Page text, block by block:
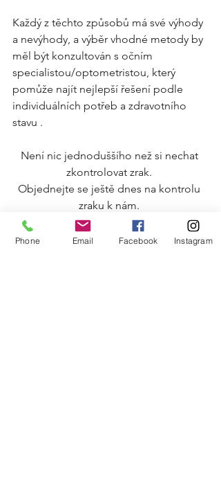
Každý z těchto způsobů má své výhody
a nevýhody, a výběr vhodné metody by
měl být konzultován s očním
specialistou/optometristou, který
pomůže najít nejlepší řešení podle
individuálních potřeb a zdravotního
stavu .
Není nic jednoduššího než si nechat
zkontrolovat zrak.
Objednejte se ještě dnes na kontrolu
zraku k nám.
Vaše oči si to zaslouží!
Budeme se na Vás těšit.
Phone Email Facebook Instagram